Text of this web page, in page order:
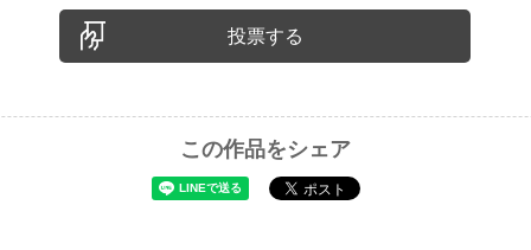
投票する
この作品をシェア